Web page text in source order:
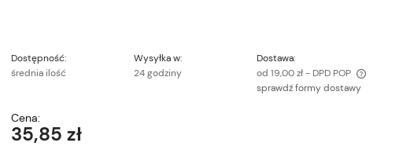
Dostępność:
średnia ilość
Wysyłka w:
24 godziny
Dostawa:
od 19,00 zł - DPD POP
sprawdź formy dostawy
Cena:
35,85 zł